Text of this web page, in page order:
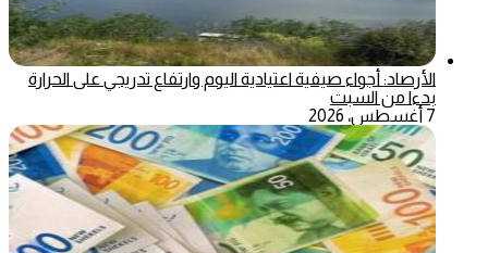
الأرصاد: أجواء صيفية اعتيادية اليوم وارتفاع تدريجي على الحرارة
بدءا من السبت
7 أغسطس، 2026